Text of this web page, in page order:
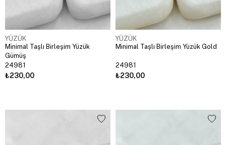
YÜZÜK
Minimal Taşlı Birleşim Yüzük
Gümüş
24981
₺230,00
YÜZÜK
Minimal Taşlı Birleşim Yüzük Gold
24981
₺230,00